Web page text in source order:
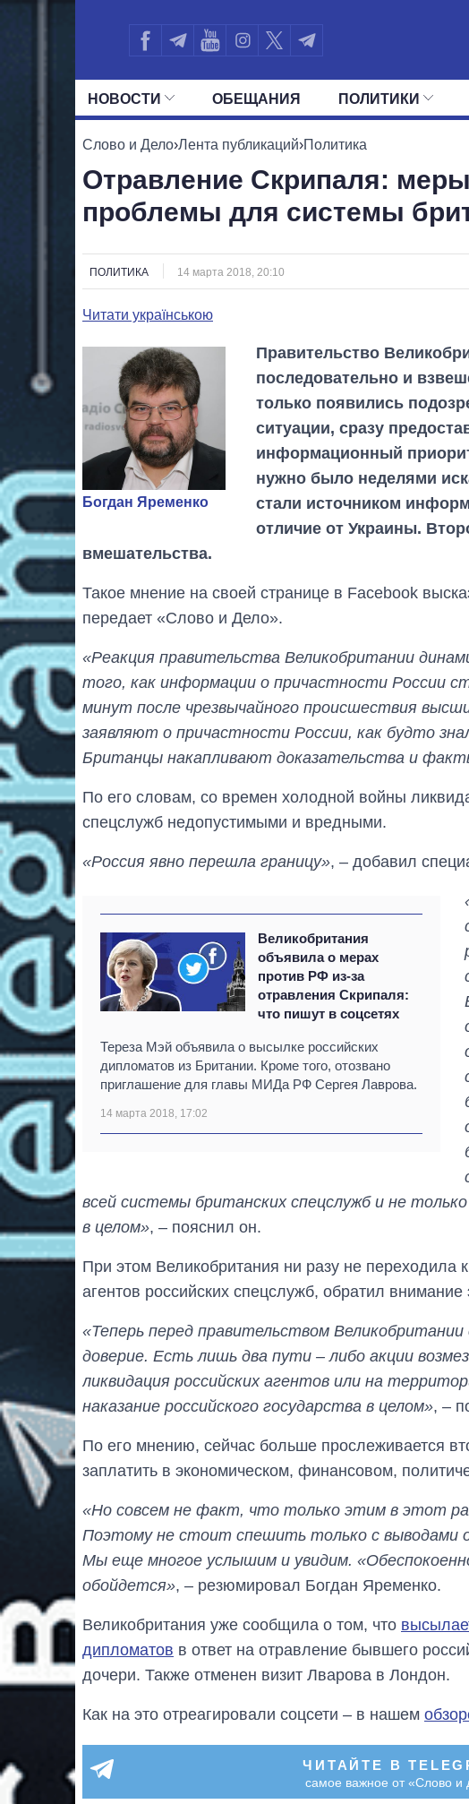
НОВОСТИ ОБЕЩАНИЯ ПОЛИТИКИ
ВСЕ ПОЛИТИКИ ПРЕЗИДЕНТ И ОФИС
Слово и Дело›Лента публикаций›Политика
Отравление Скрипаля:
проблемы для системы
ПОЛИТИКА 14 марта 2018, 20:10
Читати українською
Богдан Яременко
Правительство
последовательно и
только появились
ситуации, сразу
информационный
нужно было неделями
стали источником
отличие от Украины.
вмешательства.
Такое мнение на своей странице в Facebook
передает «Слово и Дело».
«Реакция правительства Великобритании
того, как информации о причастности России
минут после чрезвычайного происшествия
заявляют о причастности России, как будто
Британцы накапливают доказательства и
По его словам, со времен холодной войны
спецслужб недопустимыми и вредными.
«Россия явно перешла границу», – добавил
Великобритания
объявила о мерах
против РФ из-за
отравления Скрипаля:
что пишут в соцсетях
Тереза Мэй объявила о высылке российских
дипломатов из Британии. Кроме того, отозвано
приглашение для главы МИДа РФ Сергея Лаврова.
14 марта 2018, 17:02
всей системы британских спецслужб и не
в целом», – пояснил он.
При этом Великобритания ни разу не переходила
агентов российских спецслужб, обратил внимание
«Теперь перед правительством
доверие. Есть лишь два пути – либо акции
ликвидация российских агентов или на
наказание российского государства в целом», –
По его мнению, сейчас больше прослеживается
заплатить в экономическом, финансовом,
«Но совсем не факт, что только этим в этот
Поэтому не стоит спешить только с выводами
Мы еще многое услышим и увидим.
обойдется», – резюмировал Богдан Яременко.
Великобритания уже сообщила о том, что
дипломатов в ответ на отравление бывшего
дочери. Также отменен визит Лварова в Лондон.
Как на это отреагировали соцсети – в нашем
ЧИТАЙТЕ В
самое важное от «Слово и